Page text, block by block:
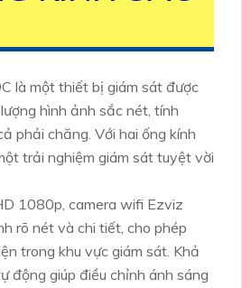
là một thiết bị giám sát được
hình ảnh sắc nét, tính
phải chăng. Với hai ống kính
trải nghiệm giám sát tuyệt vời
1080p, camera wifi Ezviz
rõ nét và chi tiết, cho phép
trong khu vực giám sát. Khả
động giúp điều chỉnh ánh sáng